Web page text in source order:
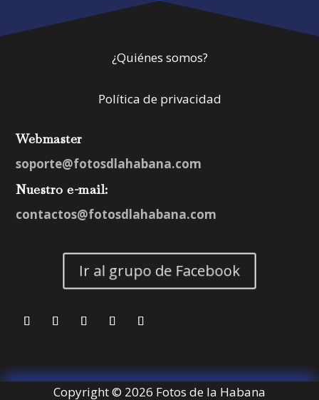
¿Quiénes somos?
Política de privacidad
Webmaster
soporte@fotosdlahabana.com
Nuestro e-mail:
contactos@fotosdlahabana.com
Ir al grupo de Facebook
Copyright © 2026 Fotos de la Habana